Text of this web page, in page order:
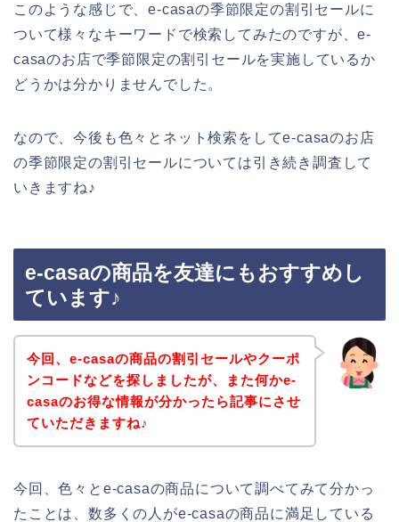
このような感じで、e-casaの季節限定の割引セールに
ついて様々なキーワードで検索してみたのですが、e-
casaのお店で季節限定の割引セールを実施しているか
どうかは分かりませんでした。
なので、今後も色々とネット検索をしてe-casaのお店
の季節限定の割引セールについては引き続き調査して
いきますね♪
e-casaの商品を友達にもおすすめし
ています♪
今回、e-casaの商品の割引セールやクーポ
ンコードなどを探しましたが、また何かe-
casaのお得な情報が分かったら記事にさせ
ていただきますね♪
今回、色々とe-casaの商品について調べてみて分かっ
たことは、数多くの人がe-casaの商品に満足している